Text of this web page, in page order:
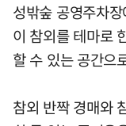
성밖숲 공영주차
이 참외를 테마로
할 수 있는 공간으
참외 반짝 경매와